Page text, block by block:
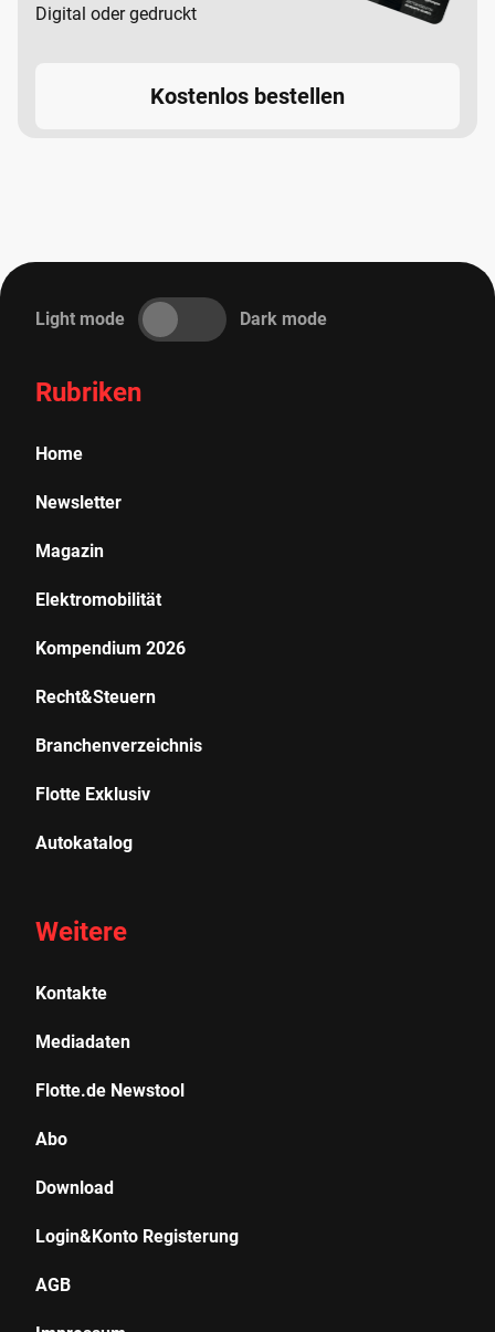
Digital oder gedruckt
Kostenlos bestellen
Light mode Dark mode
Rubriken
Home
Newsletter
Magazin
Elektromobilität
Kompendium 2026
Recht&Steuern
Branchenverzeichnis
Flotte Exklusiv
Autokatalog
Weitere
Kontakte
Mediadaten
Flotte.de Newstool
Abo
Download
Login&Konto Registerung
AGB